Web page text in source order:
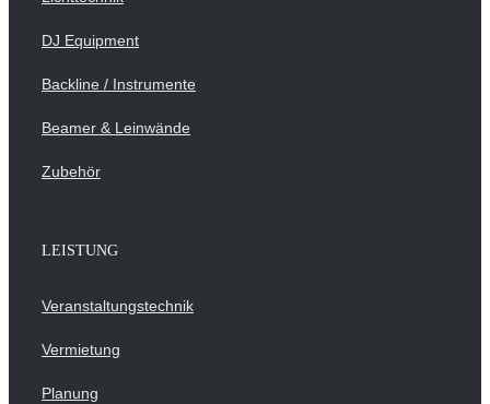
DJ Equipment
Backline / Instrumente
Beamer & Leinwände
Zubehör
LEISTUNG
Veranstaltungstechnik
Vermietung
Planung